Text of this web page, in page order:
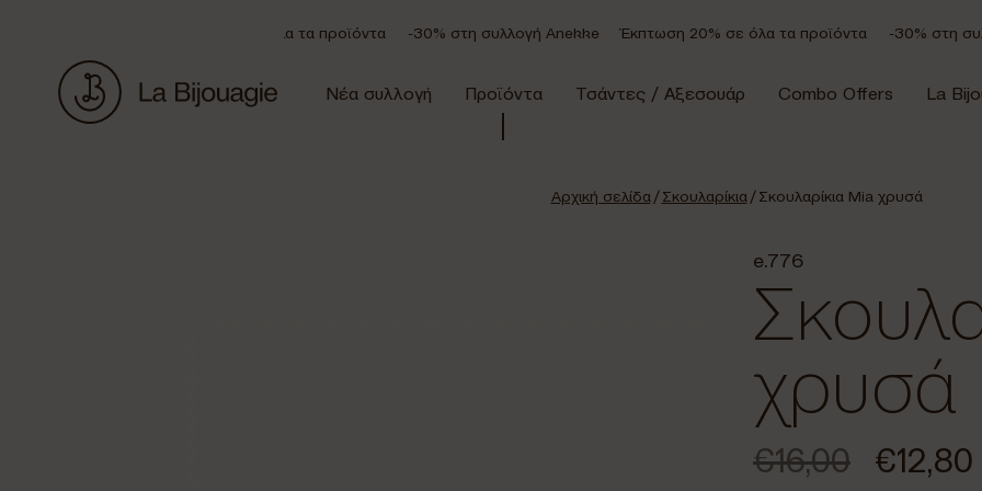
Έκπτωση 20% σε όλα τα προϊόντα -30% στη συλλογή Anekke Έκπτωση 20% σε όλα τα προϊόντα -30% στη
Νέα συλλογή Προϊόντα Τσάντες / Αξεσουάρ Combo Offers La
Αρχική σελίδα/Σκουλαρίκια/ Σκουλαρίκια Mia χρυσά
e.776
χρυσά
€16,00 €12,80